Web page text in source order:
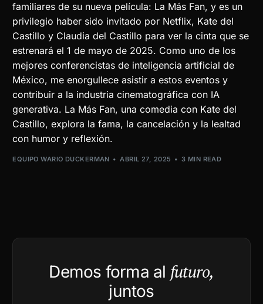
familiares de su nueva película: La Más Fan, y es un
privilegio haber sido invitado por Netflix, Kate del
Castillo y Claudia del Castillo para ver la cinta que se
estrenará el 1 de mayo de 2025. Como uno de los
mejores conferencistas de inteligencia artificial de
México, me enorgullece asistir a estos eventos y
contribuir a la industria cinematográfica con IA
generativa. La Más Fan, una comedia con Kate del
Castillo, explora la fama, la cancelación y la lealtad
con humor y reflexión.
EQUIPO WARIO DUCKERMAN ABRIL 27, 2025 3 MIN READ
Demos forma al futuro,
juntos